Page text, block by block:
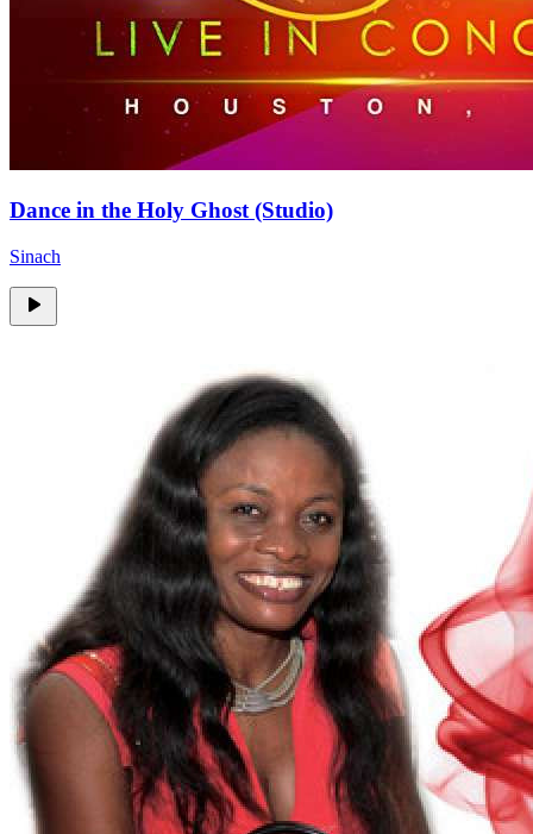
Dance in the Holy Ghost (Studio)
Sinach